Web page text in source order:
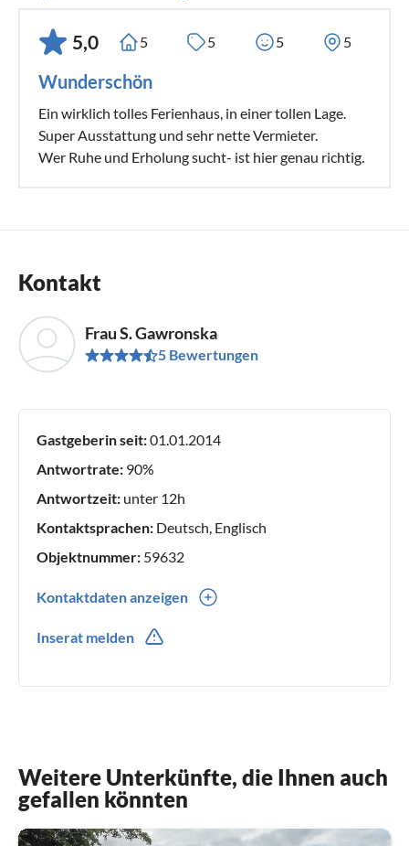
5,0 5 5 5 5
Wunderschön
Ein wirklich tolles Ferienhaus, in einer tollen Lage.
Super Ausstattung und sehr nette Vermieter.
Wer Ruhe und Erholung sucht- ist hier genau richtig.
Kontakt
Frau S. Gawronska
5 Bewertungen
Gastgeberin seit:01.01.2014
Antwortrate: 90%
Antwortzeit: unter 12h
Kontaktsprachen: Deutsch, Englisch
Objektnummer: 59632
Kontaktdaten anzeigen
Inserat melden
Weitere Unterkünfte, die Ihnen auch
gefallen könnten